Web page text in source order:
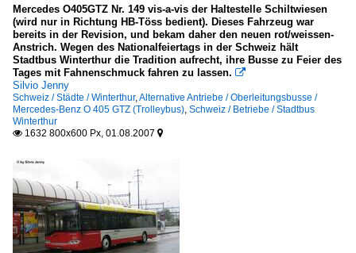
Mercedes O405GTZ Nr. 149 vis-a-vis der Haltestelle Schiltwiesen
(wird nur in Richtung HB-Töss bedient). Dieses Fahrzeug war
bereits in der Revision, und bekam daher den neuen rot/weissen-
Anstrich. Wegen des Nationalfeiertags in der Schweiz hält
Stadtbus Winterthur die Tradition aufrecht, ihre Busse zu Feier des
Tages mit Fahnenschmuck fahren zu lassen. 
Silvio Jenny
Schweiz / Städte / Winterthur,Alternative Antriebe / Oberleitungsbusse /
Mercedes-Benz O 405 GTZ (Trolleybus), Schweiz / Betriebe / Stadtbus
Winterthur
 1632 800x600 Px, 01.08.2007 